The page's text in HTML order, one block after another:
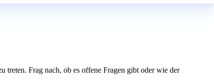
Frag nach, ob es offene Fragen gibt oder wie der